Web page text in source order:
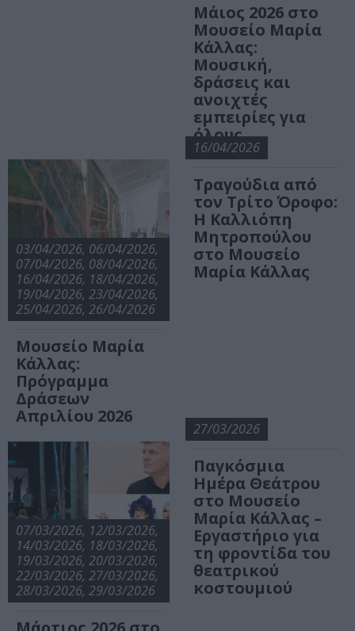
Μάιος 2026 στο
Μουσείο Μαρία
Κάλλας:
Μουσική,
δράσεις και
ανοιχτές
εμπειρίες για
όλους
03/04/2026, 06/04/2026,
07/04/2026, 08/04/2026,
16/04/2026, 18/04/2026,
19/04/2026, 23/04/2026,
25/04/2026, 26/04/2026
Μουσείο Μαρία
Κάλλας:
Πρόγραμμα
Δράσεων
Απριλίου 2026
16/04/2026
Τραγούδια από
τον Τρίτο Όροφο:
Η Καλλιόπη
Μητροπούλου
στο Μουσείο
Μαρία Κάλλας
07/03/2026, 12/03/2026,
14/03/2026, 18/03/2026,
19/03/2026, 20/03/2026,
22/03/2026, 27/03/2026,
28/03/2026, 29/03/2026
27/03/2026
Παγκόσμια
Ημέρα Θεάτρου
στο Μουσείο
Μαρία Κάλλας –
Εργαστήριο για
τη φροντίδα του
θεατρικού
κοστουμιού